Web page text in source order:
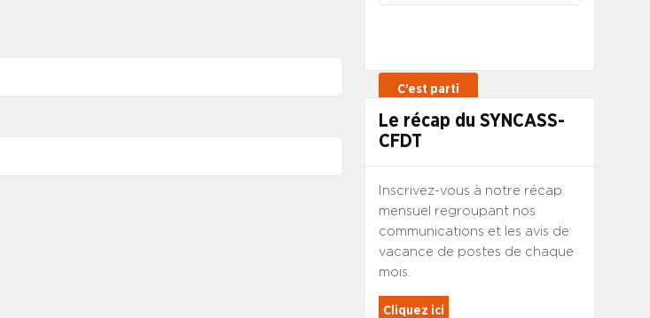
Le récap du SYNCASS-
CFDT
Inscrivez-vous à notre récap
mensuel regroupant nos
communications et les avis de
vacance de postes de chaque
mois.
Cliquez ici